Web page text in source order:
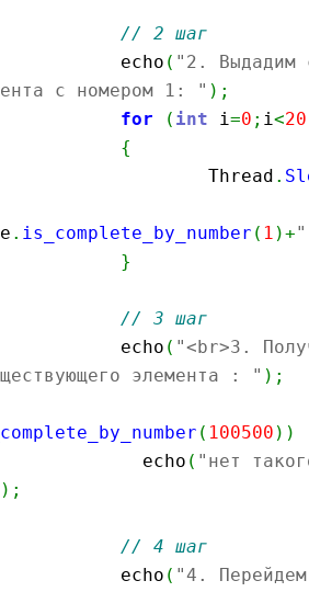
// 2 шаг
			echo
( "2. Выдадим
с номером 1: " ) ;
for
( int i=0 ; i<20
{
				Thread
.
. is_complete_by_number ( 1 )+
}
// 3 шаг
			echo
( "<br>3.
элемента : " ) ;
( 100500 ) )
			  echo
( "нет
) ;
// 4 шаг
			echo
( "4.